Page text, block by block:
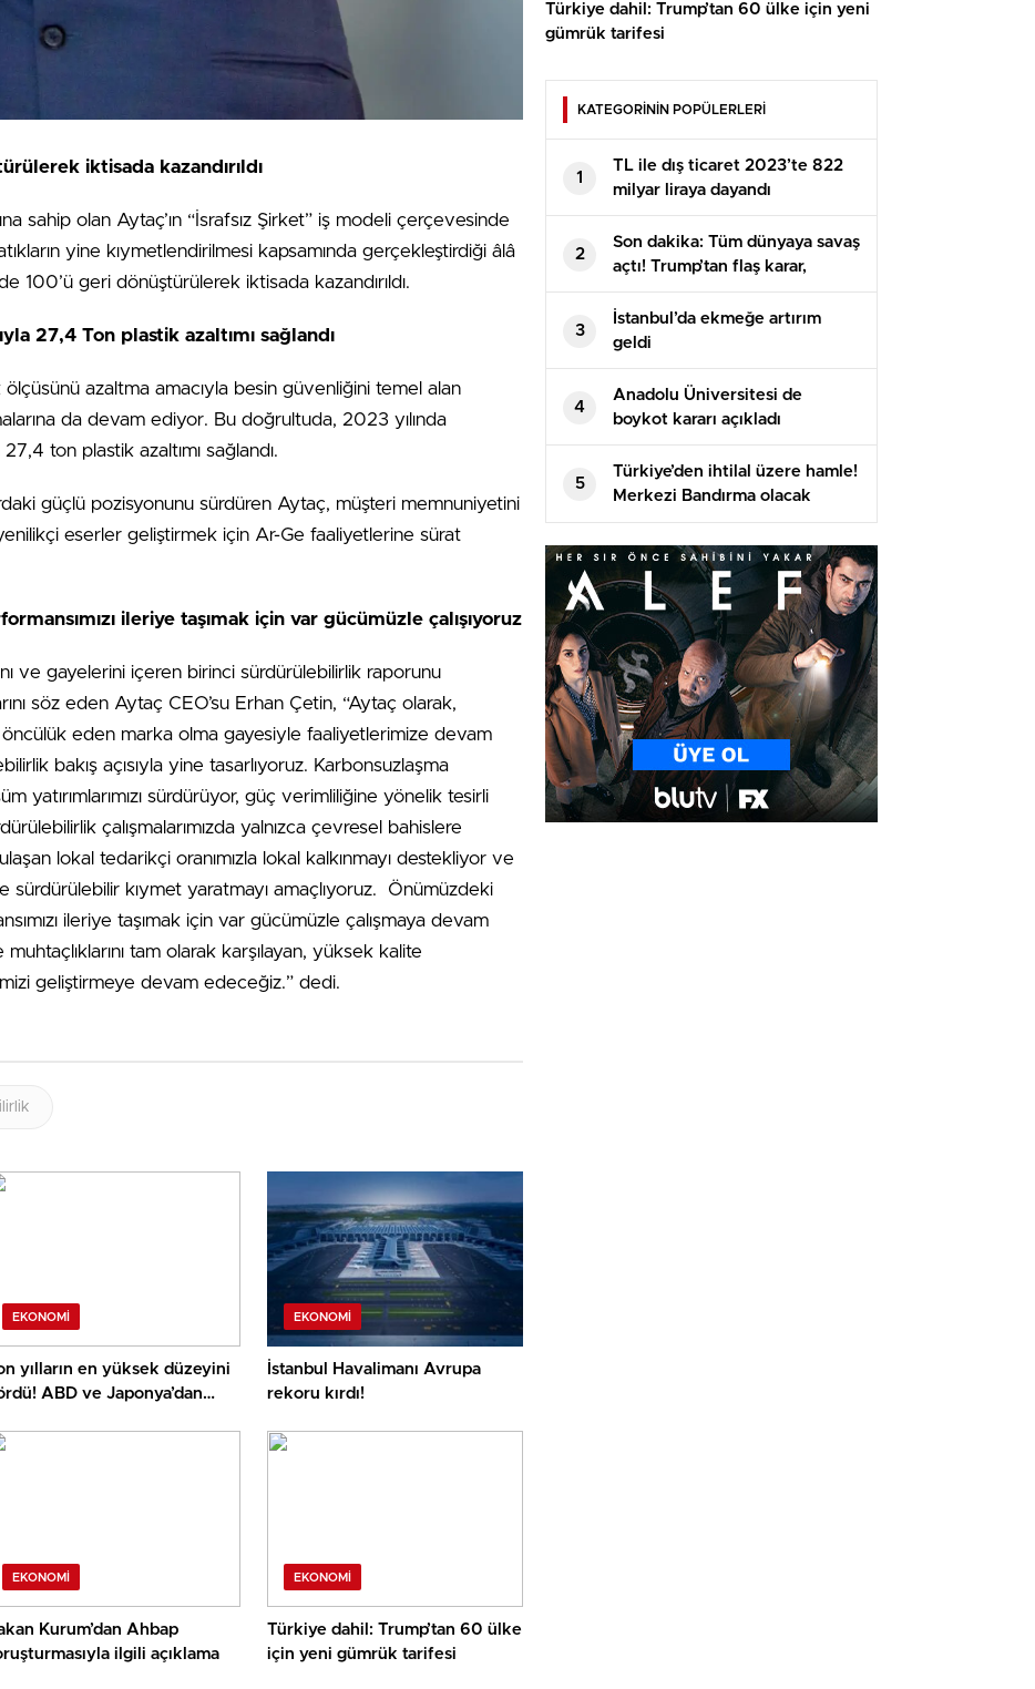
iktisada kazandırıldı
sahip olan Aytaç’ın “İsrafsız Şirket” iş modeli çerçevesinde
yine kıymetlendirilmesi kapsamında gerçekleştirdiği âlâ
100’ü geri dönüştürülerek iktisada kazandırıldı.
27,4 Ton plastik azaltımı sağlandı
ölçüsünü azaltma amacıyla besin güvenliğini temel alan
da devam ediyor. Bu doğrultuda, 2023 yılında
ton plastik azaltımı sağlandı.
güçlü pozisyonunu sürdüren Aytaç, müşteri memnuniyetini
eserler geliştirmek için Ar-Ge faaliyetlerine sürat
ileriye taşımak için var gücümüzle çalışıyoruz
ve gayelerini içeren birinci sürdürülebilirlik raporunu
söz eden Aytaç CEO’su Erhan Çetin, “Aytaç olarak,
eden marka olma gayesiyle faaliyetlerimize devam
bakış açısıyla yine tasarlıyoruz. Karbonsuzlaşma
yatırımlarımızı sürdürüyor, güç verimliliğine yönelik tesirli
çalışmalarımızda yalnızca çevresel bahislere
lokal tedarikçi oranımızla lokal kalkınmayı destekliyor ve
sürdürülebilir kıymet yaratmayı amaçlıyoruz. Önümüzdeki
ileriye taşımak için var gücümüzle çalışmaya devam
tam olarak karşılayan, yüksek kalite
geliştirmeye devam edeceğiz.” dedi.
EKONOMI
yılların en yüksek düzeyini
ABD ve Japonya’dan
EKONOMI
İstanbul Havalimanı Avrupa
rekoru kırdı!
EKONOMI
Kurum’dan Ahbap
ilgili açıklama
EKONOMI
Türkiye dahil: Trump’tan 60 ülke
için yeni gümrük tarifesi
Türkiye dahil: Trump’tan 60 ülke için yeni
gümrük tarifesi
KATEGORİNİN POPÜLERLERİ
1
TL ile dış ticaret 2023’te 822
milyar liraya dayandı
2
Son dakika: Tüm dünyaya savaş
açtı! Trump’tan flaş karar,
imzayı attı…
3
İstanbul’da ekmeğe artırım
geldi
4
Anadolu Üniversitesi de
boykot kararı açıkladı
5
Türkiye’den ihtilal üzere hamle!
Merkezi Bandırma olacak